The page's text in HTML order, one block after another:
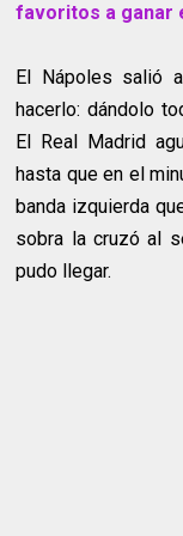
favoritos a ganar
El Nápoles salió
hacerlo: dándolo
El Real Madrid
hasta que en el
banda izquierda
sobra la cruzó al
pudo llegar.